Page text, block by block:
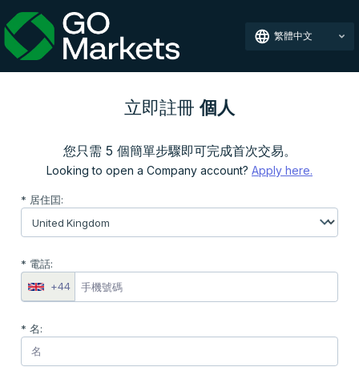
繁體中文
立即註冊 個人
您只需 5 個簡單步驟即可完成首次交易。
Looking to open a Company account? Apply here.
* 居住囯:
* 電話:
+44
* 名: